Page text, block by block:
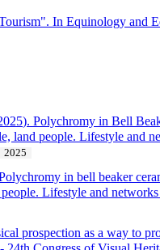
In Equinology and
Polychromy in Bell
land people. Lifestyle and
2025
in bell beaker
Lifestyle and
prospection as a way to